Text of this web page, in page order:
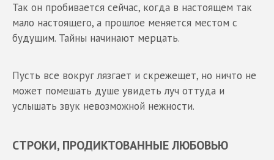
Так он пробивается сейчас, когда в настоящем так
мало настоящего, а прошлое меняется местом с
будущим. Тайны начинают мерцать.
Пусть все вокруг лязгает и скрежещет, но ничто не
может помешать душе увидеть луч оттуда и
услышать звук невозможной нежности.
СТРОКИ, ПРОДИКТОВАННЫЕ ЛЮБОВЬЮ